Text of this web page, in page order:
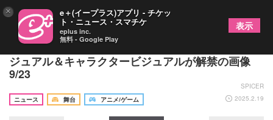
舞台『ブルーロック』4th STAGE、新規ティザービ
ジュアル＆キャラクタービジュアルが解禁の画像
9/23
SPICER
ニュース
舞台 アニメ/ゲーム 2025.2.19
× e＋(イープラス)アプリ - チケッ
ト・ニュース・スマチケ
eplus inc.
無料 - Google Play
表示